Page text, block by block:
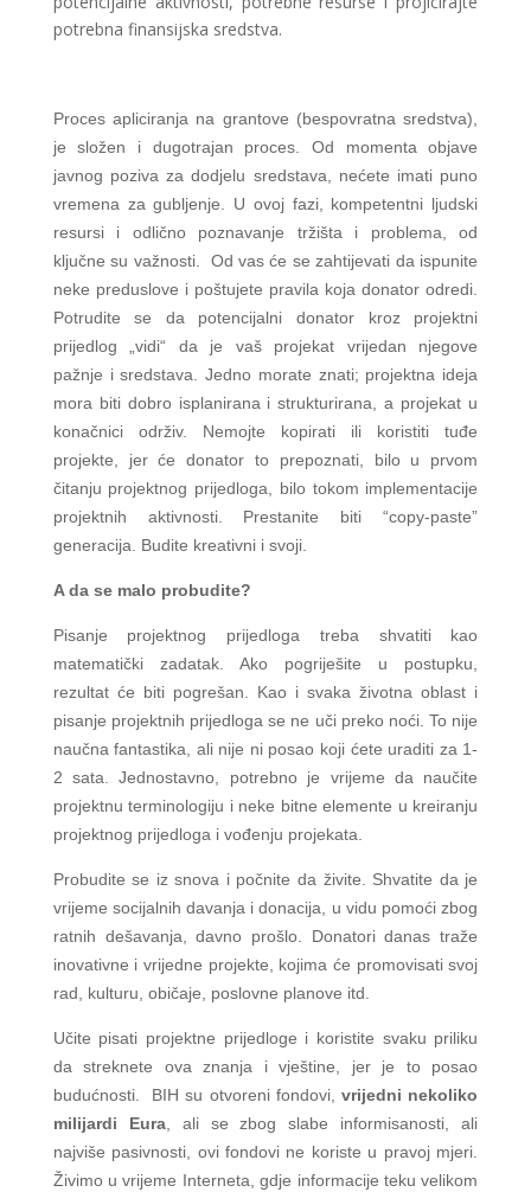
potrebna finansijska sredstva.
Proces apliciranja na grantove (bespovratna sredstva),
je složen i dugotrajan proces. Od momenta objave
javnog poziva za dodjelu sredstava, nećete imati puno
vremena za gubljenje. U ovoj fazi, kompetentni ljudski
resursi i odlično poznavanje tržišta i problema, od
ključne su važnosti.
Od vas će se zahtijevati da ispunite
neke preduslove i poštujete pravila koja donator odredi.
Potrudite se da potencijalni donator kroz projektni
prijedlog „vidi“ da je vaš projekat vrijedan njegove
pažnje i sredstava. Jedno morate znati; projektna ideja
mora biti dobro isplanirana i strukturirana, a projekat u
konačnici održiv. Nemojte kopirati ili koristiti tuđe
projekte, jer će donator to prepoznati, bilo u prvom
čitanju projektnog prijedloga, bilo tokom implementacije
projektnih aktivnosti. Prestanite biti “copy-paste”
generacija. Budite kreativni i svoji.
A da se malo probudite?
Pisanje projektnog prijedloga treba shvatiti kao
matematički zadatak. Ako pogriješite u postupku,
rezultat će biti pogrešan. Kao i svaka životna oblast i
pisanje projektnih prijedloga se ne uči preko noći. To nije
naučna fantastika, ali nije ni posao koji ćete uraditi za 1-
2 sata. Jednostavno, potrebno je vrijeme da naučite
projektnu terminologiju i neke bitne elemente u kreiranju
projektnog prijedloga i vođenju projekata.
Probudite se iz snova i počnite da živite. Shvatite da je
vrijeme socijalnih davanja i donacija, u vidu pomoći zbog
ratnih dešavanja, davno prošlo. Donatori danas traže
inovativne i vrijedne projekte, kojima će promovisati svoj
rad, kulturu, običaje, poslovne planove itd.
Učite pisati projektne prijedloge i koristite svaku priliku
da streknete ova znanja i vještine, jer je to posao
budućnosti.
BIH su otvoreni fondovi, vrijedni nekoliko
milijardi Eura, ali se zbog slabe informisanosti, ali
najviše pasivnosti, ovi fondovi ne koriste u pravoj mjeri.
Živimo u vrijeme Interneta, gdje informacije teku velikom